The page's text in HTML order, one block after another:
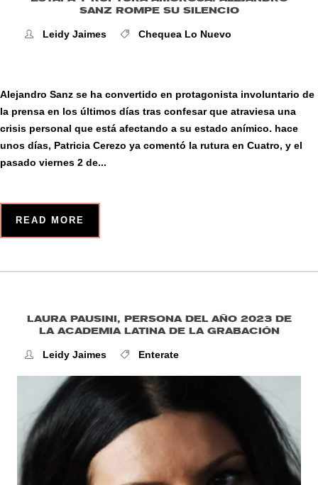
SANZ ROMPE SU SILENCIO
Leidy Jaimes Chequea Lo Nuevo
Alejandro Sanz se ha convertido en protagonista involuntario de
la prensa en los últimos días tras confesar que atraviesa una
crisis personal que está afectando a su estado anímico. hace
unos días, Patricia Cerezo ya comentó la rutura en Cuatro, y el
pasado viernes 2 de...
READ MORE
LAURA PAUSINI, PERSONA DEL AÑO 2023 DE
LA ACADEMIA LATINA DE LA GRABACIÓN
Leidy Jaimes Enterate